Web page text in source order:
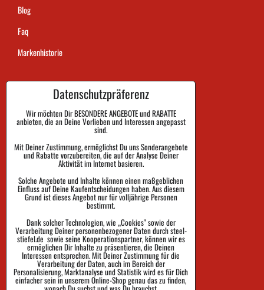
Blog
Faq
Markenhistorie
Dauer der Auftragsausführung
Zahlung
Warenrückgabe und Reklamation
Größe
Schutz der Privatsphäre
Sendungsverfolgung
Datenschutzpräferenz
Wir möchten Dir BESONDERE ANGEBOTE und RABATTE
anbieten, die an Deine Vorlieben und Interessen angepasst
sind.
Mit Deiner Zustimmung, ermöglichst Du uns Sonderangebote
und Rabatte vorzubereiten, die auf der Analyse Deiner
Aktivität im Internet basieren.
Solche Angebote und Inhalte können einen maßgeblichen
Einfluss auf Deine Kaufentscheidungen haben. Aus diesem
Grund ist dieses Angebot nur für volljährige Personen
bestimmt.
Dank solcher Technologien, wie „Cookies" sowie der
Verarbeitung Deiner personenbezogener Daten durch steel-
stiefel.de sowie seine Kooperationspartner, können wir es
ermöglichen Dir Inhalte zu präsentieren, die Deinen
Interessen entsprechen. Mit Deiner Zustimmung für die
Verarbeitung der Daten, auch im Bereich der
Personalisierung, Marktanalyse und Statistik wird es für Dich
einfacher sein in unserem Online-Shop genau das zu finden,